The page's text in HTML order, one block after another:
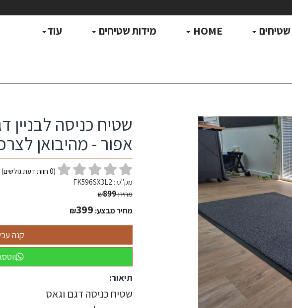
שטיחים HOME מידות שטיחים עוד
שטיח כניסה לבניין
אפור - מהיבואן לצרכן
(
0 חוות דעת גולשים)
מק"ט : FK596SX3L2
מחיר: ₪899
מחיר מבצע: ₪399
תיאור:
שטיח כניסה דגם וגאס